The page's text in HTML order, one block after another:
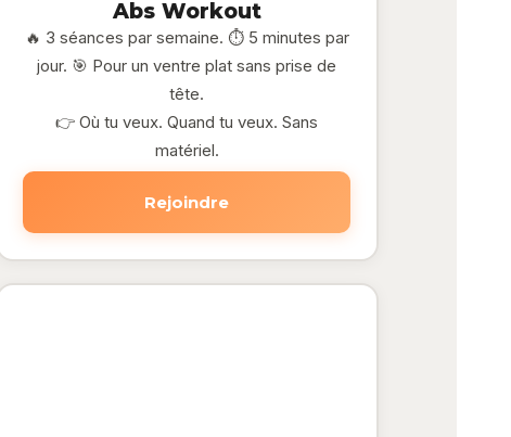
Abs Workout
🔥 3 séances par semaine. ⏱️ 5 minutes par
jour. 🎯 Pour un ventre plat sans prise de
tête.
👉 Où tu veux. Quand tu veux. Sans
matériel.
Rejoindre